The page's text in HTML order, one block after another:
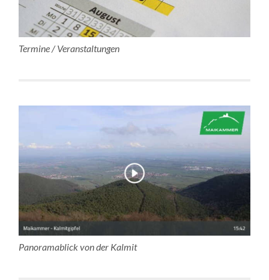
Termine / Veranstaltungen
Panoramablick von der Kalmit